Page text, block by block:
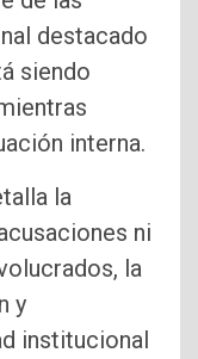
destacado
siendo
interna.
la
ni
la
y
institucional